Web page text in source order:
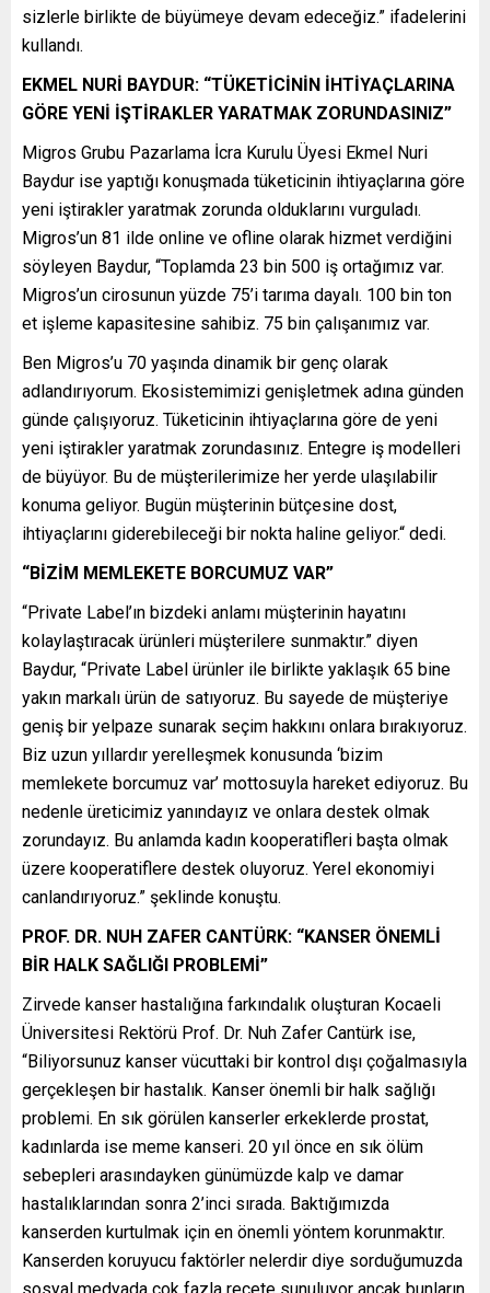
sizlerle birlikte de büyümeye devam edeceğiz.” ifadelerini
kullandı.
EKMEL NURİ BAYDUR: “TÜKETİCİNİN İHTİYAÇLARINA
GÖRE YENİ İŞTİRAKLER YARATMAK ZORUNDASINIZ”
Migros Grubu Pazarlama İcra Kurulu Üyesi Ekmel Nuri
Baydur ise yaptığı konuşmada tüketicinin ihtiyaçlarına göre
yeni iştirakler yaratmak zorunda olduklarını vurguladı.
Migros’un 81 ilde online ve ofline olarak hizmet verdiğini
söyleyen Baydur, “Toplamda 23 bin 500 iş ortağımız var.
Migros’un cirosunun yüzde 75’i tarıma dayalı. 100 bin ton
et işleme kapasitesine sahibiz. 75 bin çalışanımız var.
Ben Migros’u 70 yaşında dinamik bir genç olarak
adlandırıyorum. Ekosistemimizi genişletmek adına günden
günde çalışıyoruz. Tüketicinin ihtiyaçlarına göre de yeni
yeni iştirakler yaratmak zorundasınız. Entegre iş modelleri
de büyüyor. Bu de müşterilerimize her yerde ulaşılabilir
konuma geliyor. Bugün müşterinin bütçesine dost,
ihtiyaçlarını giderebileceği bir nokta haline geliyor.“ dedi.
“BİZİM MEMLEKETE BORCUMUZ VAR”
“Private Label’ın bizdeki anlamı müşterinin hayatını
kolaylaştıracak ürünleri müşterilere sunmaktır.” diyen
Baydur, “Private Label ürünler ile birlikte yaklaşık 65 bine
yakın markalı ürün de satıyoruz. Bu sayede de müşteriye
geniş bir yelpaze sunarak seçim hakkını onlara bırakıyoruz.
Biz uzun yıllardır yerelleşmek konusunda ‘bizim
memlekete borcumuz var’ mottosuyla hareket ediyoruz. Bu
nedenle üreticimiz yanındayız ve onlara destek olmak
zorundayız. Bu anlamda kadın kooperatifleri başta olmak
üzere kooperatiflere destek oluyoruz. Yerel ekonomiyi
canlandırıyoruz.” şeklinde konuştu.
PROF. DR. NUH ZAFER CANTÜRK: “KANSER ÖNEMLİ
BİR HALK SAĞLIĞI PROBLEMİ”
Zirvede kanser hastalığına farkındalık oluşturan Kocaeli
Üniversitesi Rektörü Prof. Dr. Nuh Zafer Cantürk ise,
“Biliyorsunuz kanser vücuttaki bir kontrol dışı çoğalmasıyla
gerçekleşen bir hastalık. Kanser önemli bir halk sağlığı
problemi. En sık görülen kanserler erkeklerde prostat,
kadınlarda ise meme kanseri. 20 yıl önce en sık ölüm
sebepleri arasındayken günümüzde kalp ve damar
hastalıklarından sonra 2’inci sırada. Baktığımızda
kanserden kurtulmak için en önemli yöntem korunmaktır.
Kanserden koruyucu faktörler nelerdir diye sorduğumuzda
sosyal medyada çok fazla reçete sunuluyor ancak bunların